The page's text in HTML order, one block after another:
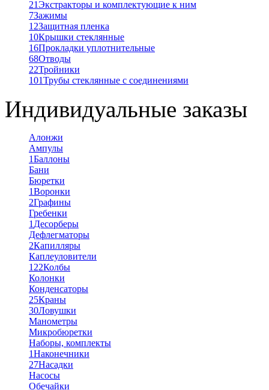
21Экстракторы и комплектующие к ним
7Зажимы
12Защитная пленка
10Крышки стеклянные
16Прокладки уплотнительные
68Отводы
22Тройники
101Трубы стеклянные с соединениями
Индивидуальные заказы
Алонжи
Ампулы
1Баллоны
Бани
Бюретки
1Воронки
2Графины
Гребенки
1 Десорберы
Дефлегматоры
2Капилляры
Каплеуловители
122Колбы
Колонки
Конденсаторы
25Краны
30Ловушки
Манометры
Микробюретки
Наборы, комплекты
1Наконечники
27Насадки
Насосы
Обечайки